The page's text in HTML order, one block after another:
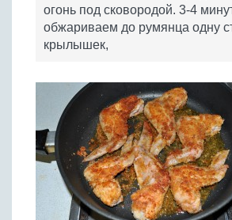
огонь под сковородой. 3-4
обжариваем до румянца одну
крылышек,